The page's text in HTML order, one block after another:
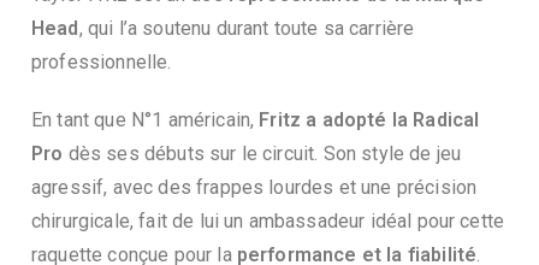
Head, qui l’a soutenu durant toute sa carrière
professionnelle.
En tant que N°1 américain, Fritz a adopté la Radical
Pro dès ses débuts sur le circuit. Son style de jeu
agressif, avec des frappes lourdes et une précision
chirurgicale, fait de lui un ambassadeur idéal pour cette
raquette conçue pour la performance et la fiabilité.